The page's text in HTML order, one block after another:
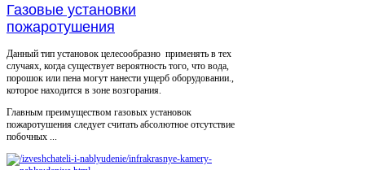
Газовые установки
пожаротушения
Данный тип установок целесообразно применять в тех
случаях, когда существует вероятность того, что вода,
порошок или пена могут нанести ущерб оборудовании.,
которое находится в зоне возгорания.
Главным преимуществом газовых установок
пожаротушения следует считать абсолютное отсутствие
побочных ...